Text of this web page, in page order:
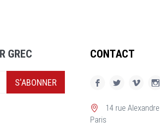
GREC
S'ABONNER
CONTACT
14 rue
Paris